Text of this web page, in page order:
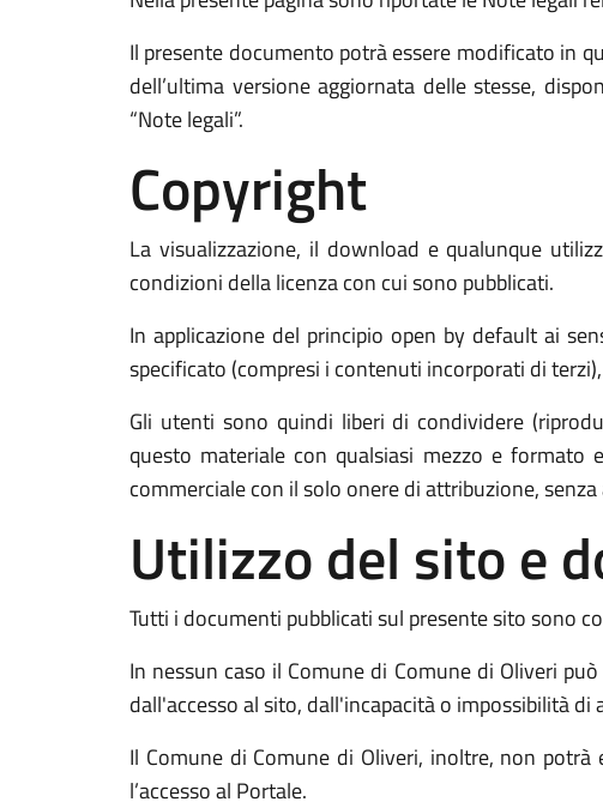
Il presente documento potrà essere modificato in
dell’ultima versione aggiornata delle stesse,
“Note legali”.
Copyright
La visualizzazione, il download e qualunque
condizioni della licenza con cui sono pubblicati.
In applicazione del principio open by default ai
specificato (compresi i contenuti incorporati di
Gli utenti sono quindi liberi di condividere
questo materiale con qualsiasi mezzo e formato
commerciale con il solo onere di attribuzione,
Utilizzo del sito e
Tutti i documenti pubblicati sul presente sito sono
In nessun caso il Comune di Comune di Oliveri
dall'accesso al sito, dall'incapacità o impossibilità di
Il Comune di Comune di Oliveri, inoltre, non
l’accesso al Portale.